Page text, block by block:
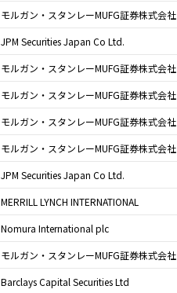
モルガン・スタンレーMUFG証券株式会社
JPM Securities Japan Co Ltd.
モルガン・スタンレーMUFG証券株式会社
モルガン・スタンレーMUFG証券株式会社
モルガン・スタンレーMUFG証券株式会社
モルガン・スタンレーMUFG証券株式会社
JPM Securities Japan Co Ltd.
MERRILL LYNCH INTERNATIONAL
Nomura International plc
モルガン・スタンレーMUFG証券株式会社
Barclays Capital Securities Ltd